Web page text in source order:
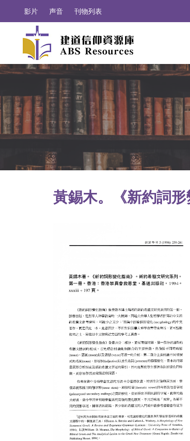
影片 声音 刊物列表
黃錫木。《新約詞